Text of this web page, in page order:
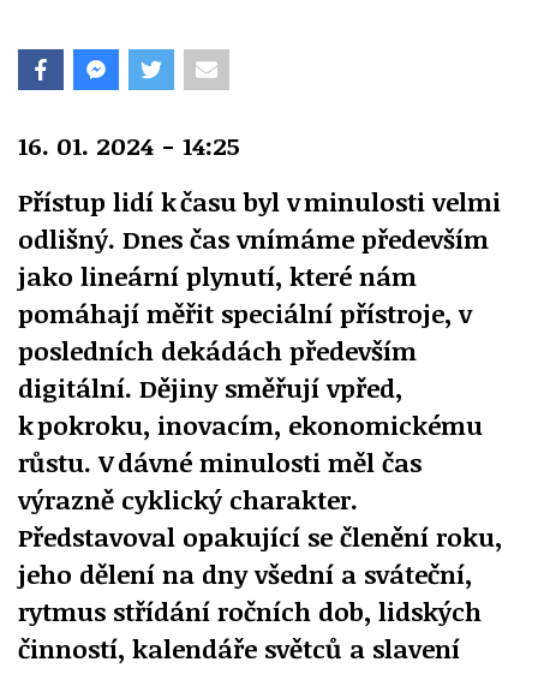
16. 01. 2024 - 14:25
Přístup lidí k času byl v minulosti velmi
odlišný. Dnes čas vnímáme především
jako lineární plynutí, které nám
pomáhají měřit speciální přístroje, v
posledních dekádách především
digitální. Dějiny směřují vpřed,
k pokroku, inovacím, ekonomickému
růstu. V dávné minulosti měl čas
výrazně cyklický charakter.
Představoval opakující se členění roku,
jeho dělení na dny všední a sváteční,
rytmus střídání ročních dob, lidských
činností, kalendáře světců a slavení